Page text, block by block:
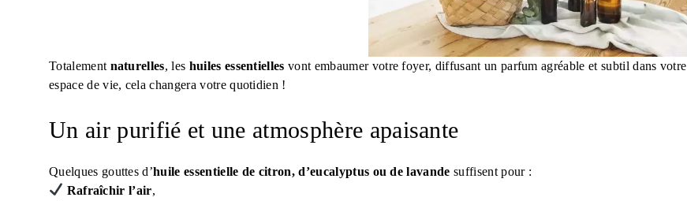
Totalement naturelles, les huiles essentielles vont embaumer votre foyer, diffusant un parfum agréable et subtil dans votre
espace de vie, cela changera votre quotidien !
Un air purifié et une atmosphère apaisante
Quelques gouttes d’huile essentielle de citron, d’eucalyptus ou de lavande suffisent pour :
Rafraîchir l’air,